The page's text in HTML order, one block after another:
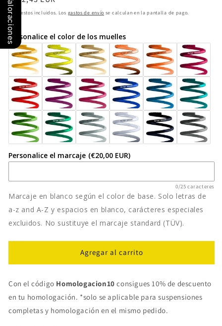
Coilover
13290004
RENAULT
Twingo
C06
02/93-
Coilover
13290004
RENAULT
Twingo
C06
02/93-
habitual
Impuestos incluidos. Los gastos de envío se calculan en la pantalla de pago.
Personalice el color de los muelles
Personalice el marcaje (€20,00 EUR)
0/25 caracteres
Marcaje en blanco según el color de base. Solo letras de
a-z and A-Z y espacios en blanco, carácteres especiales
excluidos. No sustituye el marcaje standard (TÜV).
Agregar al carrito
Con el código Homologacion10 consigues 10% de descuento
en tu homologación. *solo se aplicable para suspensiones
completas y homologación en el mismo pedido.
Valoraciones